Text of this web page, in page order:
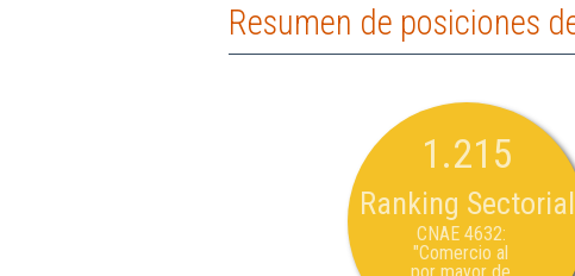
Resumen de posiciones
1.215
Ranking Sectorial
CNAE 4632:
"Comercio al